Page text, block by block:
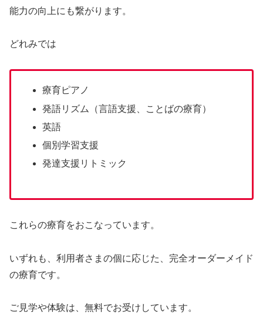
能力の向上にも繋がります。
どれみでは
療育ピアノ
発語リズム（言語支援、ことばの療育）
英語
個別学習支援
発達支援リトミック
これらの療育をおこなっています。
いずれも、利用者さまの個に応じた、完全オーダーメイド
の療育です。
ご見学や体験は、無料でお受けしています。